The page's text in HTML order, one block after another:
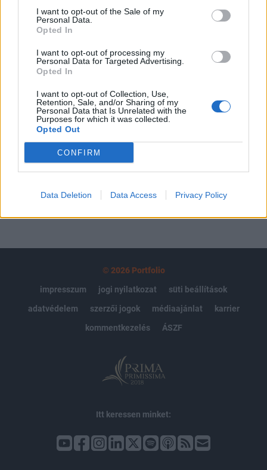
I want to opt-out of the Sale of my
Personal Data.
Opted In
I want to opt-out of processing my
Personal Data for Targeted Advertising.
Opted In
I want to opt-out of Collection, Use,
Retention, Sale, and/or Sharing of my
Personal Data that Is Unrelated with the
Purposes for which it was collected.
Opted Out
CONFIRM
Data Deletion Data Access Privacy Policy
A keresett cikk a portfolio.hu hírarchívumához
tartozik, melynek olvasása előfizetéses
regisztrációhoz kötött.
Az előfizetés a következőket tartalmazza:
Portfolio.hu teljes cikkarchívum
Kötéslisták: BÉT elmúlt 2 év napon belüli
kötéslistái
© 2026 Portfolio
impresszum
jogi nyilatkozat
süti beállítások
adatvédelem
szerzői jogok médiaajánlat
karrier
kommentkezelés
ÁSZF
Itt keressen minket: